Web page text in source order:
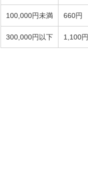
100,000円未満 660円
300,000円以下 1,100円